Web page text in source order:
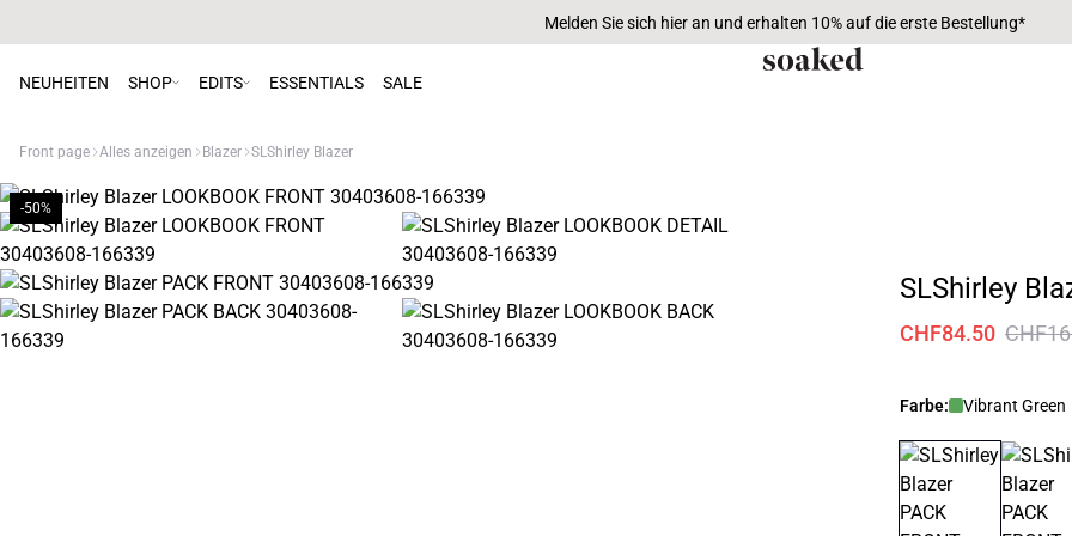
Melden Sie sich hier an und erhalten 10% auf die erste Bestellung*
NEUHEITEN SHOP EDITS ESSENTIALS SALE
Front page Alles anzeigen Blazer SLShirley Blazer
-50%
SLShirley
CHF84.50
Farbe: Vibrant Green